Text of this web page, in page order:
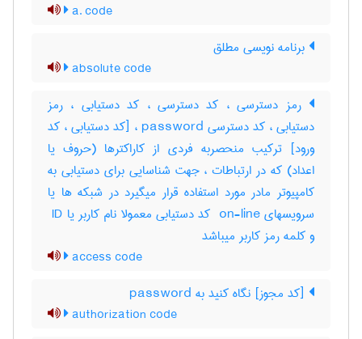
a. code
برنامه نویسی مطلق
absolute code
رمز دسترسی ، کد دسترسی ، کد دستیابی ، رمز
دستیابی ، کد دسترسی password ، [کد دستیابی ، کد
ورود] ترکیب منحصربه فردی از کاراکترها (حروف یا
اعداد) که در ارتباطات ، جهت شناسایی برای دستیابی به
کامپیوتر مادر مورد استفاده قرار میگیرد در شبکه ها یا
سرویسهای ‎ on-line کد دستیابی معمولا نام کاربر یا ‎ ID
و کلمه رمز کاربر میباشد
access code
[کد مجوز] نگاه کنید به ‎ password
authorization code